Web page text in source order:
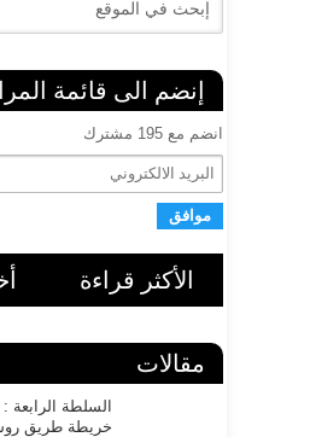
إنضم الى قائمة
انضم مع 195 مشترك
ا
ب
ل
ل
الأكثر قراءة
مقالات
السلطة الرابعة
خريطة طريق